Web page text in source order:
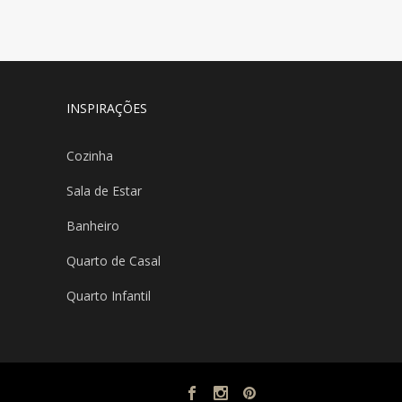
INSPIRAÇÕES
Cozinha
Sala de Estar
Banheiro
Quarto de Casal
Quarto Infantil